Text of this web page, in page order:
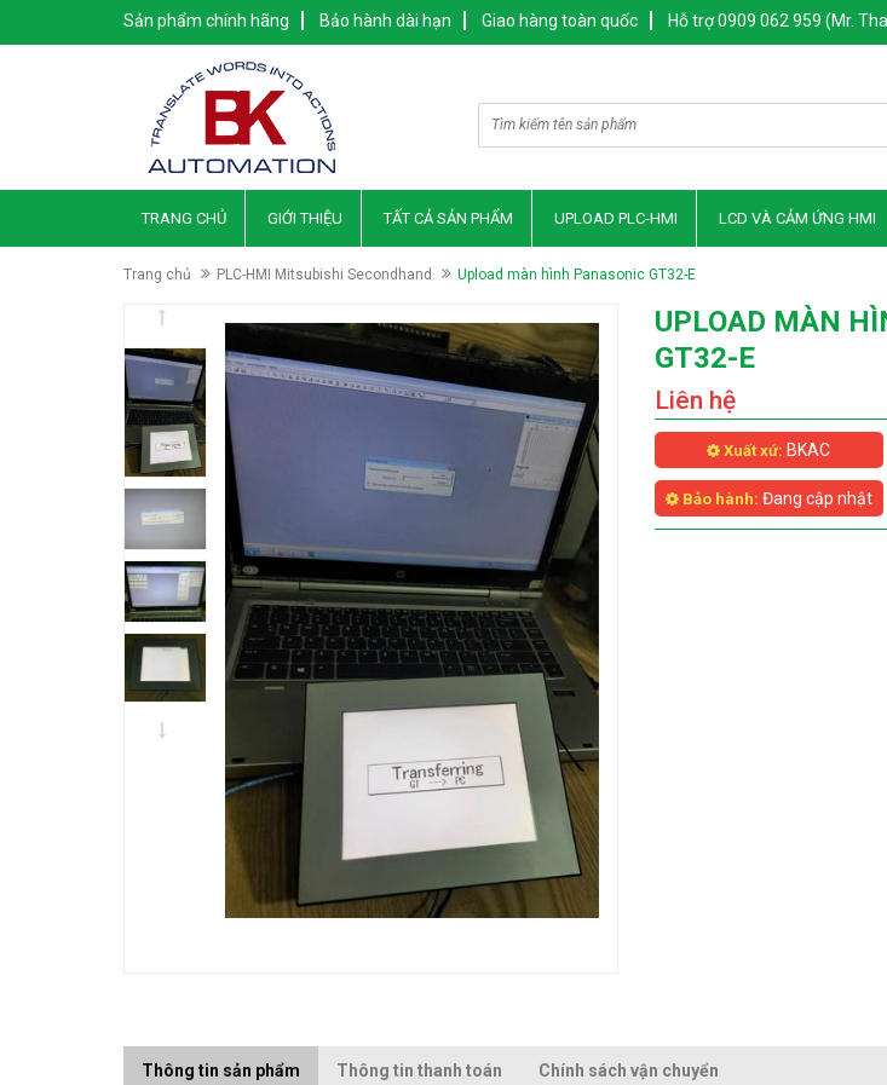
Sản phẩm chính hãng Bảo hành dài hạn Giao hàng toàn quốc Hỗ trợ 0909 062 959 (Mr.
TRANG CHỦ GIỚI THIỆU TẤT CẢ SẢN PHẨM UPLOAD PLC-HMI LCD VÀ CẢM ỨNG HMI
Trang chủ PLC-HMI Mitsubishi Secondhand Upload màn hình Panasonic GT32-E
UPLOAD MÀN
GT32-E
Liên hệ
Xuất xứ: BKAC
Bảo hành: Đang cập nhật
Thông tin sản phẩm Thông tin thanh toán Chính sách vận chuyển